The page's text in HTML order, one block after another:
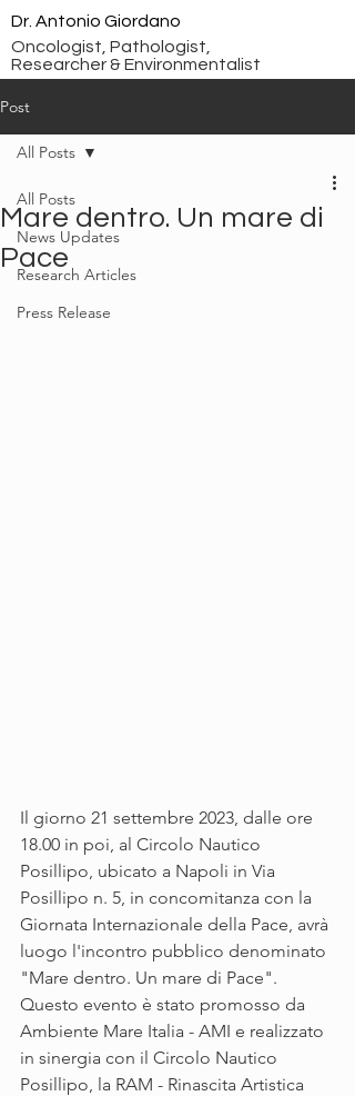
Dr. Antonio Giordano
Oncologist, Pathologist,
Researcher & Environmentalist
Post
All Posts
News Updates
Research Articles
Press Release
All Posts
Mare dentro. Un mare di
Pace
Il giorno 21 settembre 2023, dalle ore
18.00 in poi, al Circolo Nautico
Posillipo, ubicato a Napoli in Via
Posillipo n. 5, in concomitanza con la
Giornata Internazionale della Pace, avrà
luogo l'incontro pubblico denominato
"Mare dentro. Un mare di Pace".
Questo evento è stato promosso da
Ambiente Mare Italia - AMI e realizzato
in sinergia con il Circolo Nautico
Posillipo, la RAM - Rinascita Artistica